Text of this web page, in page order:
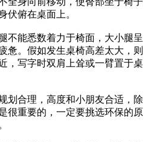
伏俯在桌面上。
不能悉数着力于椅面，大小腿呈
惫。假如发生桌椅高差太大，则
，写字时双肩上耸或一臂置于桌
划合理，高度和小朋友合适，除
很重要的，一定要挑选环保的原